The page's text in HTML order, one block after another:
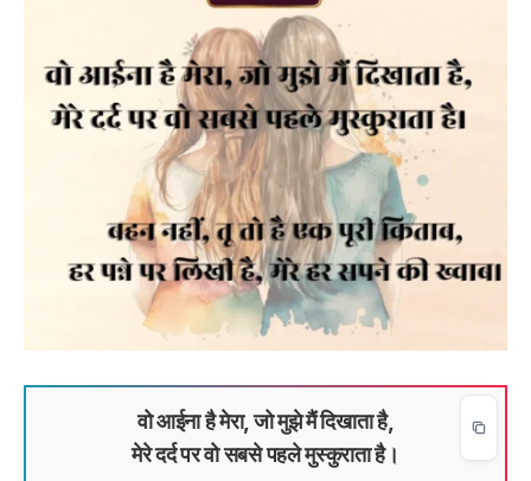
वो आईना है मेरा, जो मुझे मैं दिखाता है,
मेरे दर्द पर वो सबसे पहले मुस्कुराता है।